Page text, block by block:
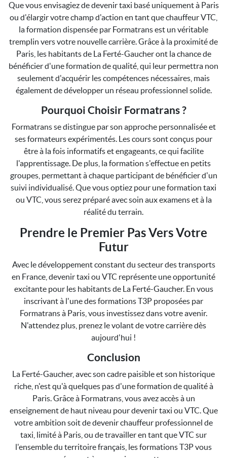
Que vous envisagiez de devenir taxi basé uniquement à Paris
ou d'élargir votre champ d'action en tant que chauffeur VTC,
la formation dispensée par Formatrans est un véritable
tremplin vers votre nouvelle carrière. Grâce à la proximité de
Paris, les habitants de La Ferté-Gaucher ont la chance de
bénéficier d'une formation de qualité, qui leur permettra non
seulement d'acquérir les compétences nécessaires, mais
également de développer un réseau professionnel solide.
Pourquoi Choisir Formatrans ?
Formatrans se distingue par son approche personnalisée et
ses formateurs expérimentés. Les cours sont conçus pour
être à la fois informatifs et engageants, ce qui facilite
l'apprentissage. De plus, la formation s'effectue en petits
groupes, permettant à chaque participant de bénéficier d'un
suivi individualisé. Que vous optiez pour une formation taxi
ou VTC, vous serez préparé avec soin aux examens et à la
réalité du terrain.
Prendre le Premier Pas Vers Votre
Futur
Avec le développement constant du secteur des transports
en France, devenir taxi ou VTC représente une opportunité
excitante pour les habitants de La Ferté-Gaucher. En vous
inscrivant à l'une des formations T3P proposées par
Formatrans à Paris, vous investissez dans votre avenir.
N'attendez plus, prenez le volant de votre carrière dès
aujourd'hui !
Conclusion
La Ferté-Gaucher, avec son cadre paisible et son historique
riche, n'est qu'à quelques pas d'une formation de qualité à
Paris. Grâce à Formatrans, vous avez accès à un
enseignement de haut niveau pour devenir taxi ou VTC. Que
votre ambition soit de devenir chauffeur professionnel de
taxi, limité à Paris, ou de travailler en tant que VTC sur
l'ensemble du territoire français, les formations T3P vous